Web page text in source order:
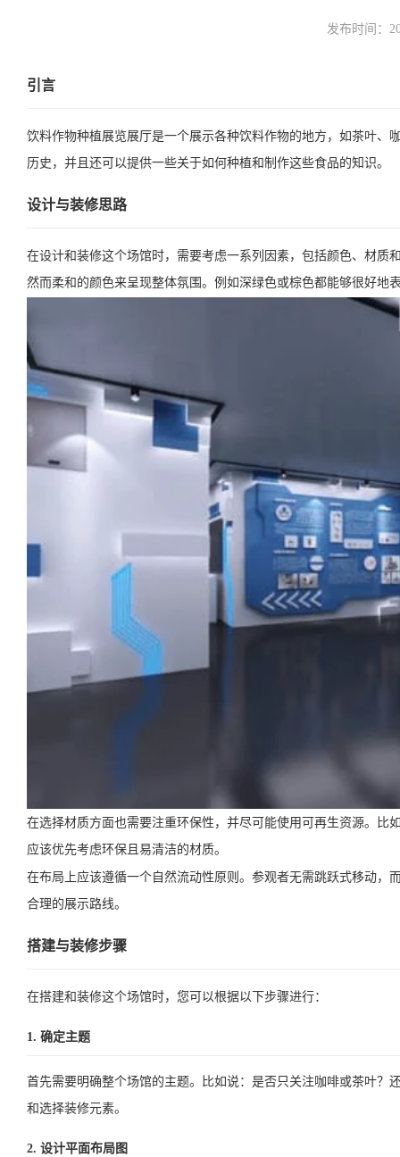
发布时间：
引言
饮料作物种植展览展厅是一个展示各种饮料作物的地方，如茶叶
历史，并且还可以提供一些关于如何种植和制作这些食品的知识。
设计与装修思路
在设计和装修这个场馆时，需要考虑一系列因素，包括颜色、材
然而柔和的颜色来呈现整体氛围。例如深绿色或棕色都能够很好地
在选择材质方面也需要注重环保性，并尽可能使用可再生资源。
应该优先考虑环保且易清洁的材质。
在布局上应该遵循一个自然流动性原则。参观者无需跳跃式移动
合理的展示路线。
搭建与装修步骤
在搭建和装修这个场馆时，您可以根据以下步骤进行：
1. 确定主题
首先需要明确整个场馆的主题。比如说：是否只关注咖啡或茶叶
和选择装修元素。
2. 设计平面布局图